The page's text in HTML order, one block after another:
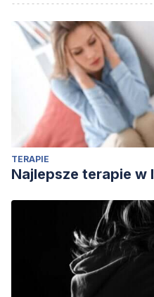
TERAPIE
Najlepsze terapie w